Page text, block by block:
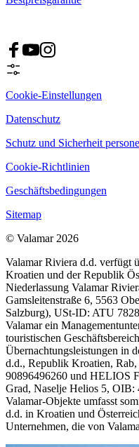
Cookie-Einstellungen
Datenschutz
Schutz und Sicherheit
Cookie-Richtlinien
Geschäftsbedingungen
Sitemap
© Valamar 2026
Valamar Riviera d.d. verfügt
Kroatien und der Republik
Niederlassung Valamar
Gamsleitenstraße 6, 5563
Salzburg), USt-ID: ATU
Valamar ein
touristischen
Übernachtungsleistungen in
d.d., Republik Kroatien,
90896496260 und HELIOS
Grad, Naselje Helios 5,
Valamar-Objekte umfasst
d.d. in Kroatien und
Unternehmen, die von